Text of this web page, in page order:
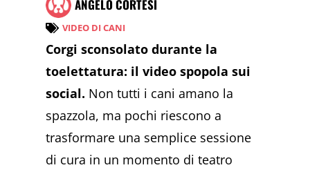
ANGELO CORTESI
VIDEO DI CANI
Corgi sconsolato durante la
toelettatura: il video spopola sui
social. Non tutti i cani amano la
spazzola, ma pochi riescono a
trasformare una semplice sessione
di cura in un momento di teatro